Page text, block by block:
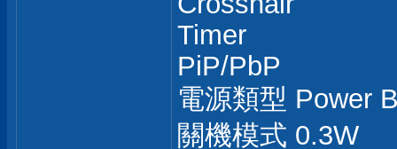
Timer
PiP/PbP
電源類型 Power
關機模式 0.3W